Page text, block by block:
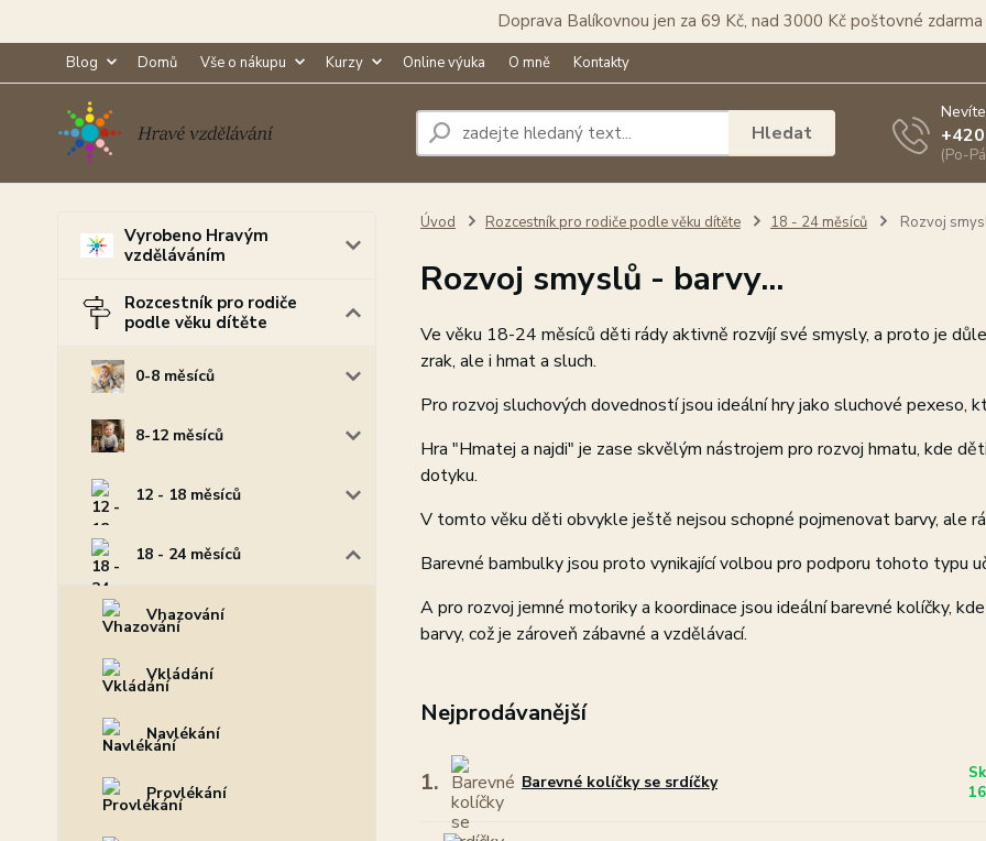
Doprava Balíkovnou jen za 69 Kč, nad 3000 Kč poštovné zdarma
Blog Domů Vše o nákupu Kurzy Online výuka O mně Kontakty
Hledat
(Po-
Vyrobeno Hravým
vzděláváním
Rozcestník pro rodiče
podle věku dítěte
0-8 měsíců
8-12 měsíců
12 - 18 měsíců
18 - 24 měsíců
Vhazování
Vkládání
Navlékání
Provlékání
Úvod Rozcestník pro rodiče podle věku dítěte 18 - 24 měsíců Rozvoj
Rozvoj smyslů - barvy...
Ve věku 18-24 měsíců děti rády aktivně rozvíjí své smysly, a proto je
zrak, ale i hmat a sluch.
Pro rozvoj sluchových dovedností jsou ideální hry jako sluchové pexeso,
Hra "Hmatej a najdi" je zase skvělým nástrojem pro rozvoj hmatu, kde
dotyku.
V tomto věku děti obvykle ještě nejsou schopné pojmenovat barvy, ale
Barevné bambulky jsou proto vynikající volbou pro podporu tohoto typu
A pro rozvoj jemné motoriky a koordinace jsou ideální barevné kolíčky,
barvy, což je zároveň zábavné a vzdělávací.
Nejprodávanější
1. Barevné kolíčky se srdíčky